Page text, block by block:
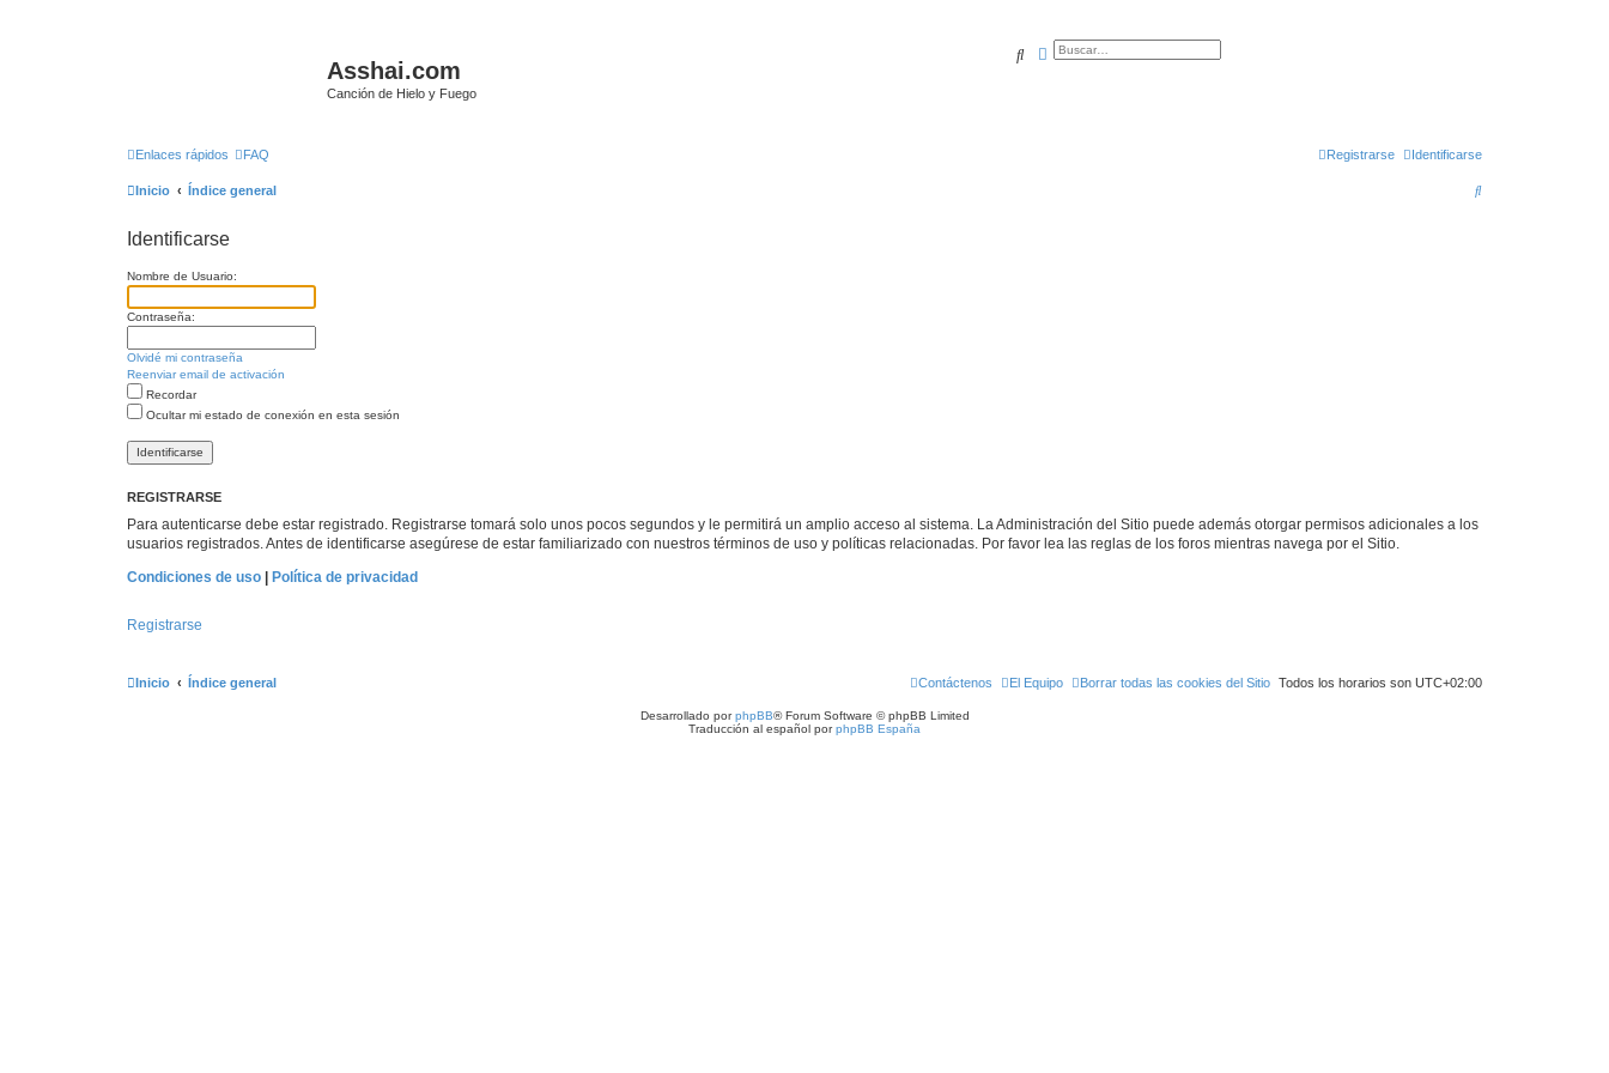
Asshai.com
Canción de Hielo y Fuego
BuscarBúsqueda avanzada
Enlaces rápidos FAQ Identificarse
Registrarse
Inicio Índice general
B
Identificarse
Nombre de Usuario:
Contraseña:
Olvidé mi contraseña
Reenviar email de activación
Recordar
Ocultar mi estado de conexión en esta sesión
REGISTRARSE
Para autenticarse debe estar registrado. Registrarse tomará solo unos pocos segundos y le permitirá un amplio acceso al sistema. La Administración del Sitio puede además otorgar permisos adicionales a los
usuarios registrados. Antes de identificarse asegúrese de estar familiarizado con nuestros términos de uso y políticas relacionadas. Por favor lea las reglas de los foros mientras navega por el Sitio.
Condiciones de uso
Política de privacidad
Registrarse
Inicio Índice general Todos los horarios son UTC+02:00
Borrar todas las cookies del Sitio
El Equipo
Contáctenos
Desarrollado porphpBB® Forum Software © phpBB Limited
Traducción al español porphpBB España